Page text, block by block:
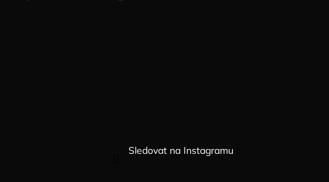
Sledovat na Instagramu